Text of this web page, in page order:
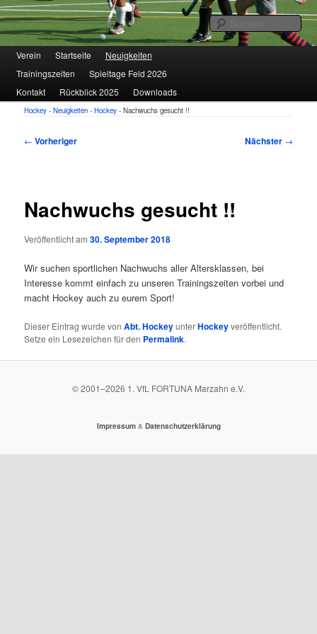
Hockey
1. VfL FORTUNA Marzahn e.V.
Hauptmenü
Zum
primären
Inhalt
springen
Verein Startseite
Neuigkeiten
Trainingszeiten
Spieltage Feld 2026
Kontakt
Rückblick 2025 Downloads
Hockey -Neuigkeiten -Hockey -Nachwuchs gesucht !!
Beitragsnavigation
← Vorheriger Nächster →
Nachwuchs gesucht !!
Veröffentlicht am30. September 2018
Wir suchen sportlichen Nachwuchs aller Altersklassen, bei
Interesse kommt einfach zu unseren Trainingszeiten vorbei und
macht Hockey auch zu eurem Sport!
Dieser Eintrag wurde vonAbt. HockeyunterHockeyveröffentlicht.
Setze ein Lesezeichen für den Permalink.
© 2001–2026 1. VfL FORTUNA Marzahn e.V.
Impressum& Datenschutzerklärung